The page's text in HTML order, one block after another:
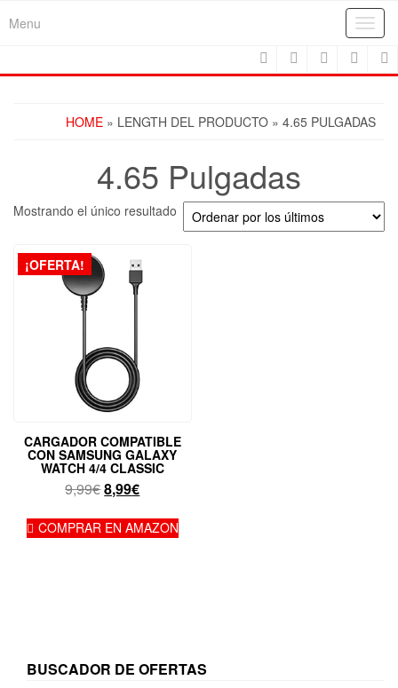
Menu
HOME » LENGTH DEL PRODUCTO » 4.65 PULGADAS
4.65 Pulgadas
Mostrando el único resultado
¡OFERTA!
CARGADOR COMPATIBLE
CON SAMSUNG GALAXY
WATCH 4/4 CLASSIC
9,99€El
original
8,99€El
actual
COMPRAR EN AMAZON
BUSCADOR DE OFERTAS